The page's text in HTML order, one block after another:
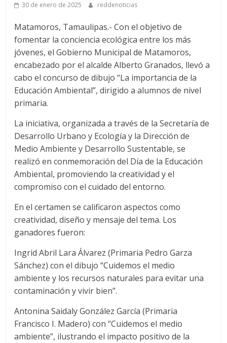
30 de enero de 2025 reddenoticias
Matamoros, Tamaulipas.- Con el objetivo de
fomentar la conciencia ecológica entre los más
jóvenes, el Gobierno Municipal de Matamoros,
encabezado por el alcalde Alberto Granados, llevó a
cabo el concurso de dibujo “La importancia de la
Educación Ambiental”, dirigido a alumnos de nivel
primaria.
La iniciativa, organizada a través de la Secretaría de
Desarrollo Urbano y Ecología y la Dirección de
Medio Ambiente y Desarrollo Sustentable, se
realizó en conmemoración del Día de la Educación
Ambiental, promoviendo la creatividad y el
compromiso con el cuidado del entorno.
En el certamen se calificaron aspectos como
creatividad, diseño y mensaje del tema. Los
ganadores fueron:
Ingrid Abril Lara Álvarez (Primaria Pedro Garza
Sánchez) con el dibujo “Cuidemos el medio
ambiente y los recursos naturales para evitar una
contaminación y vivir bien”.
Antonina Saidaly González García (Primaria
Francisco I. Madero) con “Cuidemos el medio
ambiente”, ilustrando el impacto positivo de la